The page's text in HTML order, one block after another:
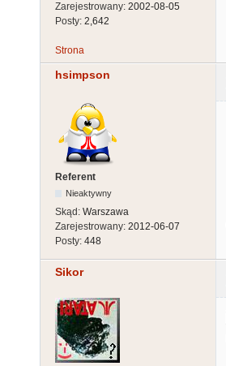
Zarejestrowany: 2002-08-05
Posty: 2,642
Strona
hsimpson
Referent
Nieaktywny
Skąd: Warszawa
Zarejestrowany: 2012-06-07
Posty: 448
Sikor